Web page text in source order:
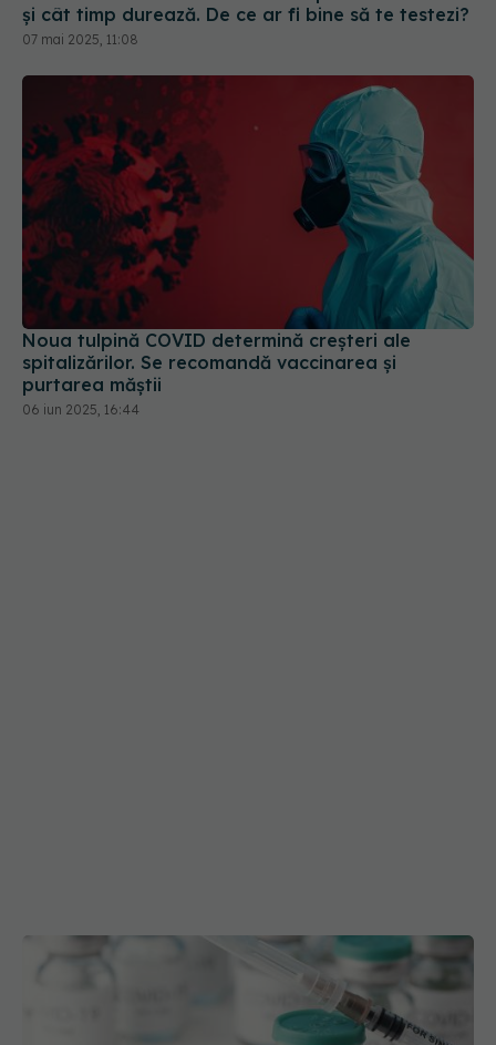
Noua tulpină COVID determină creșteri ale
spitalizărilor. Se recomandă vaccinarea și
purtarea măștii
06 iun 2025, 16:44